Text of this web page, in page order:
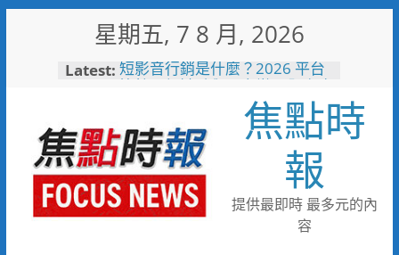
星期五, 7 8 月, 2026
Latest: 短影音行銷是什麼？2026 平台
曾國城、王心凌、Roland 私下
也愛的深夜台味！傳承一甲子
「東引小吃店」外客都朝聖的國
際級小吃
彰化縣長參選人魏平政彰化造
勢 喊福利超越六都承接王惠美
施政再升級
救護量能再升級！彰化聯合捐贈
焦點時
報
提供最即時 最多元的內
容